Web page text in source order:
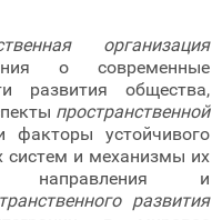
организация
о современные
развития общества,
пространственной
устойчивого
систем и механизмы их
направления и
развития